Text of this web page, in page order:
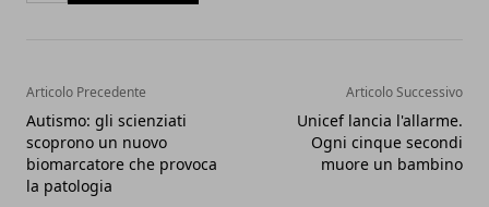
Articolo Precedente
Autismo: gli scienziati
scoprono un nuovo
biomarcatore che provoca
la patologia
Articolo Successivo
Unicef lancia l'allarme.
Ogni cinque secondi
muore un bambino